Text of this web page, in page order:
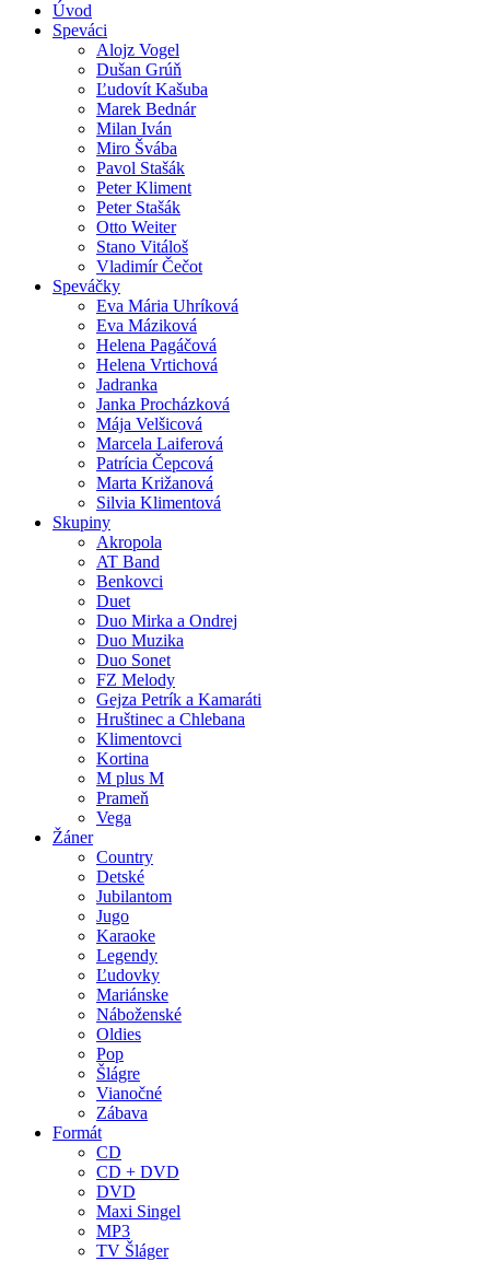
Úvod
Speváci
Alojz Vogel
Dušan Grúň
Ľudovít Kašuba
Marek Bednár
Milan Iván
Miro Švába
Pavol Stašák
Peter Kliment
Peter Stašák
Otto Weiter
Stano Vitáloš
Vladimír Čečot
Speváčky
Eva Mária Uhríková
Eva Máziková
Helena Pagáčová
Helena Vrtichová
Jadranka
Janka Procházková
Mája Velšicová
Marcela Laiferová
Patrícia Čepcová
Marta Križanová
Silvia Klimentová
Skupiny
Akropola
AT Band
Benkovci
Duet
Duo Mirka a Ondrej
Duo Muzika
Duo Sonet
FZ Melody
Gejza Petrík a Kamaráti
Hruštinec a Chlebana
Klimentovci
Kortina
M plus M
Prameň
Vega
Žáner
Country
Detské
Jubilantom
Jugo
Karaoke
Legendy
Ľudovky
Mariánske
Náboženské
Oldies
Pop
Šlágre
Vianočné
Zábava
Formát
CD
CD + DVD
DVD
Maxi Singel
MP3
TV Šláger